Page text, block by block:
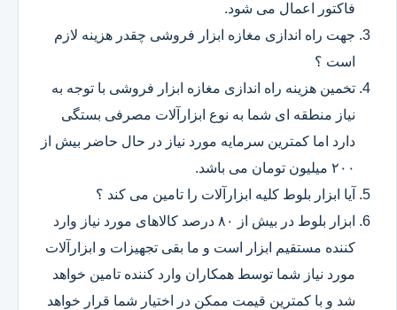
فاکتور اعمال می شود.
جهت راه اندازی مغازه ابزار فروشی چقدر هزینه لازم
است ؟
تخمین هزینه راه اندازی مغازه ابزار فروشی با توجه به
نیاز منطقه ای شما به نوع ابزارآلات مصرفی بستگی
دارد اما کمترین سرمایه مورد نیاز در حال حاضر بیش از
۲۰۰ میلیون تومان می باشد.
آیا ابزار بلوط کلیه ابزارآلات را تامین می کند ؟
ابزار بلوط در بیش از ۸۰ درصد کالاهای مورد نیاز وارد
کننده مستقیم ابزار است و ما بقی تجهیزات و ابزارآلات
مورد نیاز شما توسط همکاران وارد کننده تامین خواهد
شد و با کمترین قیمت ممکن در اختیار شما قرار خواهد